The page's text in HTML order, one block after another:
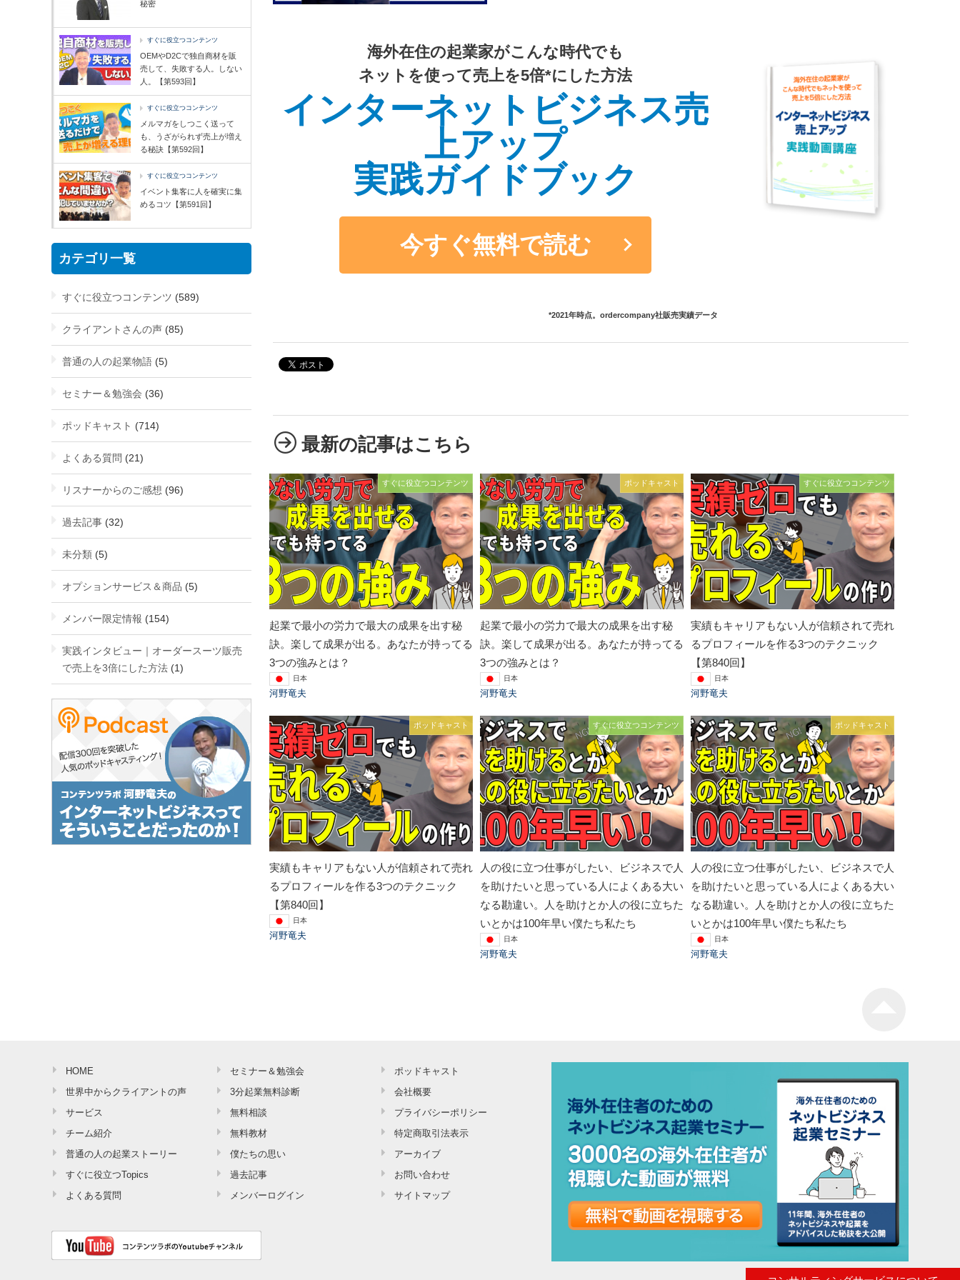
海外在住の起業家がこんな時代でも
ネットを使って売上を5倍*にした方法
インターネットビジネス売
上アップ
実践ガイドブック
今すぐ無料で読む
*2021年時点。ordercompany社販売実績データ
最新の記事はこちら
すぐに役立つコンテンツ
起業で最小の労力で最大の成果を出す秘
訣。楽して成果が出る。あなたが持ってる
3つの強みとは？
日本
河野竜夫
ポッドキャスト
起業で最小の労力で最大の成果を出す秘
訣。楽して成果が出る。あなたが持ってる
3つの強みとは？
日本
河野竜夫
すぐに役立つコンテンツ
実績もキャリアもない人が信頼されて売れ
るプロフィールを作る3つのテクニック
【第840回】
日本
河野竜夫
ポッドキャスト
実績もキャリアもない人が信頼されて売れ
るプロフィールを作る3つのテクニック
【第840回】
日本
河野竜夫
すぐに役立つコンテンツ
人の役に立つ仕事がしたい、ビジネスで人
を助けたいと思っている人によくある大い
なる勘違い。人を助けとか人の役に立ちた
いとかは100年早い僕たち私たち
日本
河野竜夫
ポッドキャスト
人の役に立つ仕事がしたい、ビジネスで人
を助けたいと思っている人によくある大い
なる勘違い。人を助けとか人の役に立ちた
いとかは100年早い僕たち私たち
日本
河野竜夫
秘密
すぐに役立つコンテンツ
OEMやD2Cで独自商材を販
売して、失敗する人。しない
人。【第593回】
すぐに役立つコンテンツ
メルマガをしつこく送って
も、うざがられず売上が増え
る秘訣【第592回】
すぐに役立つコンテンツ
イベント集客に人を確実に集
めるコツ【第591回】
カテゴリ一覧
すぐに役立つコンテンツ (589)
クライアントさんの声 (85)
普通の人の起業物語 (5)
セミナー＆勉強会 (36)
ポッドキャスト (714)
よくある質問 (21)
リスナーからのご感想 (96)
過去記事 (32)
未分類 (5)
オプションサービス＆商品 (5)
メンバー限定情報 (154)
実践インタビュー｜オーダースーツ販売
で売上を3倍にした方法 (1)
HOME
世界中からクライアントの声
サービス
チーム紹介
普通の人の起業ストーリー
すぐに役立つTopics
よくある質問
セミナー＆勉強会
3分起業無料診断
無料相談
無料教材
僕たちの思い
過去記事
メンバーログイン
ポッドキャスト
会社概要
プライバシーポリシー
特定商取引法表示
アーカイブ
お問い合わせ
サイトマップ